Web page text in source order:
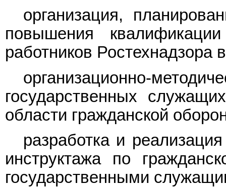
организация,
повышения
работников Ростехнадзора
организационно-
государственных
области гражданской
разработка и
инструктажа по
государственными